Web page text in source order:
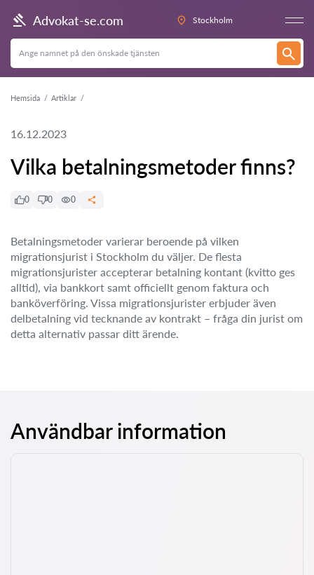
Advokat-se.com Stockholm
Hemsida Artiklar
16.12.2023
Vilka betalningsmetoder finns?
0 0 0
Betalningsmetoder varierar beroende på vilken
migrationsjurist i Stockholm du väljer. De flesta
migrationsjurister accepterar betalning kontant (kvitto ges
alltid), via bankkort samt officiellt genom faktura och
banköverföring. Vissa migrationsjurister erbjuder även
delbetalning vid tecknande av kontrakt – fråga din jurist om
detta alternativ passar ditt ärende.
Användbar information